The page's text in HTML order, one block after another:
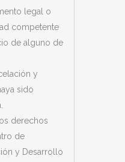
legal o
competente
de alguno de
y
sido
derechos
de
y Desarrollo